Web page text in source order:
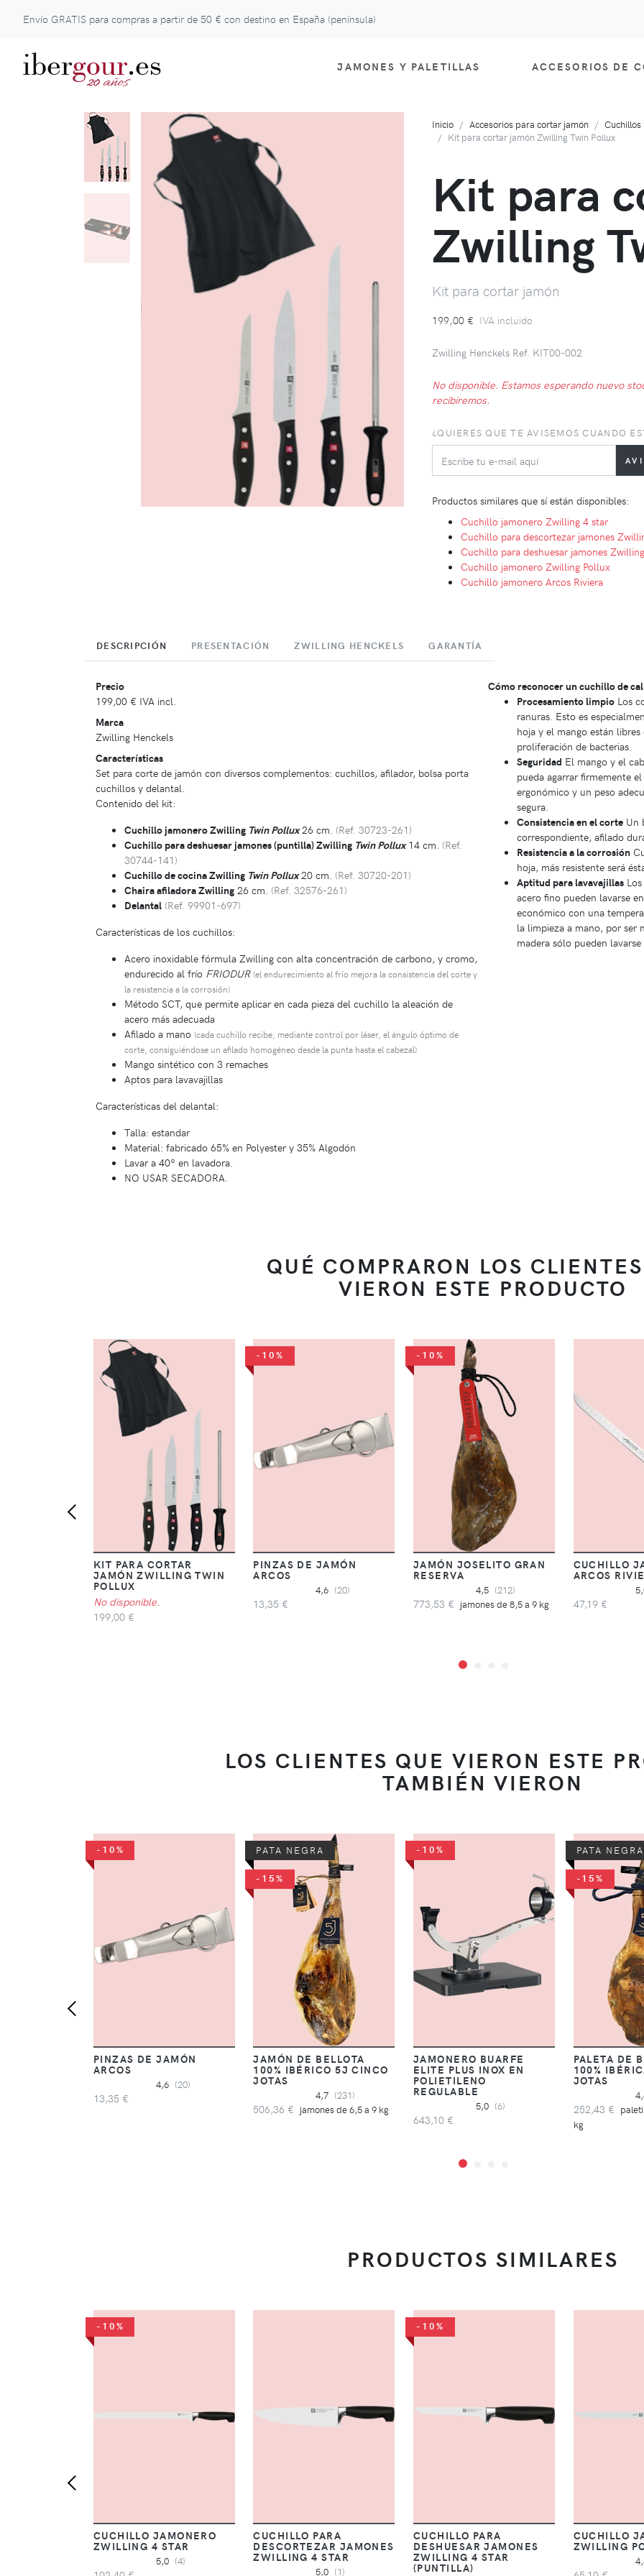
Envío GRATIS para compras a partir de 50 € con destino en España (península)
ibergour
20 años.es JAMONES Y PALETILLAS ACCESORIOS DE
Inicio Accesorios para cortar jamón
Kit para cortar jamón Zwilling Twin Pollux
Kit para
Zwilling
Kit para cortar jamón
199,00 € IVA incluido
Zwilling Henckels Ref. KIT00-002
No disponible. Estamos esperando nuevo
recibiremos.
¿QUIERES QUE TE AVISEMOS CUANDO
Productos similares que sí están disponibles:
Cuchillo jamonero Zwilling 4 star
Cuchillo para descortezar jamones
Cuchillo para deshuesar jamones
Cuchillo jamonero Zwilling Pollux
Cuchillo jamonero Arcos Riviera
DESCRIPCIÓN PRESENTACIÓN ZWILLING HENCKELS GARANTÍA
Precio
199,00 € IVA incl.
Marca
Zwilling Henckels
Características
Set para corte de jamón con diversos complementos: cuchillos, afilador, bolsa porta
cuchillos y delantal.
Contenido del kit:
Cuchillo jamonero Zwilling Twin Pollux26 cm. (Ref. 30723-261)
Cuchillo para deshuesar jamones (puntilla) Zwilling Twin Pollux14 cm. (Ref.
30744-141)
Cuchillo de cocina Zwilling Twin Pollux20 cm. (Ref. 30720-201)
Chaira afiladora Zwilling 26 cm. (Ref. 32576-261)
Delantal (Ref. 99901-697)
Características de los cuchillos:
Acero inoxidable fórmula Zwilling con alta concentración de carbono, y cromo,
endurecido al frío FRIODUR (el endurecimiento al frío mejora la consistencia del corte y
la resistencia a la corrosión)
Método SCT, que permite aplicar en cada pieza del cuchillo la aleación de
acero más adecuada
Afilado a mano (cada cuchillo recibe, mediante control por láser, el ángulo óptimo de
corte, consiguiéndose un afilado homogéneo desde la punta hasta el cabezal)
Mango sintético con 3 remaches
Aptos para lavavajillas
Características del delantal:
Talla: estandar
Material: fabricado 65% en Polyester y 35% Algodón
Lavar a 40º en lavadora.
NO USAR SECADORA.
Cómo reconocer un cuchillo de
Procesamiento limpioLos
ranuras. Esto es
hoja y el mango están
proliferación de bacterias.
Seguridad El mango y el
pueda agarrar firmemente
ergonómico y un peso
segura.
Consistencia en el corteUn
correspondiente, afilado
Resistencia a la corrosión
hoja, más resistente será
Aptitud para lavavajillasLos
acero fino pueden lavarse
económico con una
la limpieza a mano, por ser
madera sólo pueden
QUÉ COMPRARON LOS
VIERON ESTE PRODUCTO
KIT PARA CORTAR
JAMÓN ZWILLING TWIN
POLLUX
No disponible.
199,00 €
-10%
PINZAS DE JAMÓN
ARCOS
4,6 (20)
13,35 €
-10%
JAMÓN JOSELITO GRAN
RESERVA
4,5 (212)
773,53 € jamones de 8,5 a 9 kg
CUCHILLO
ARCOS
47,19 €
LOS CLIENTES QUE VIERON ESTE
TAMBIÉN VIERON
-10%
PINZAS DE JAMÓN
ARCOS
4,6 (20)
13,35 €
PATA NEGRA
-15%
JAMÓN DE BELLOTA
100% IBÉRICO 5J CINCO
JOTAS
4,7 (231)
506,36 € jamones de 6,5 a 9 kg
-10%
JAMONERO BUARFE
ELITE PLUS INOX EN
POLIETILENO
REGULABLE
5,0 (6)
643,10 €
PATA NEGRA
-15%
PALETA DE
100%
JOTAS
252,43 €
kg
PRODUCTOS SIMILARES
-10%
CUCHILLO JAMONERO
ZWILLING 4 STAR
5,0 (4)
CUCHILLO PARA
DESCORTEZAR JAMONES
ZWILLING 4 STAR
5,0 (1)
-10%
CUCHILLO PARA
DESHUESAR JAMONES
ZWILLING 4 STAR
(PUNTILLA)
CUCHILLO
ZWILLING